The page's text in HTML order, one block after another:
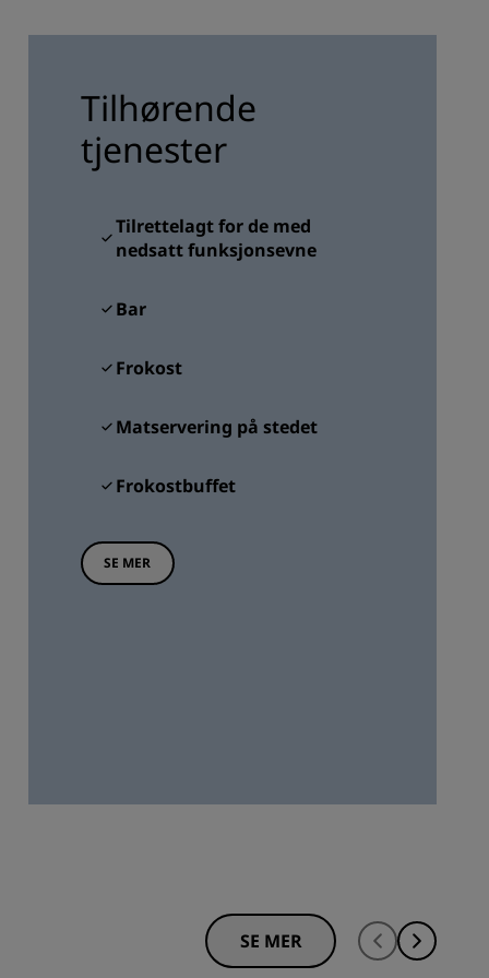
REGISTRER DEG
Tilhørende
tjenester
Tilrettelagt for de med
nedsatt funksjonsevne
Bar
Frokost
Matservering på stedet
Frokostbuffet
SE MER
SE MER